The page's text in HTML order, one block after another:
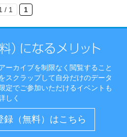
/ 1 1
ーカイブを制限なく閲覧すること
スクラップして自分だけのデータ
定でご参加いただけるイベントも
しく
録（無料）はこちら